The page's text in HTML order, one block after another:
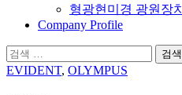
형광현미경 광원장치
Company Profile
검
색:
EVIDENT, OLYMPUS